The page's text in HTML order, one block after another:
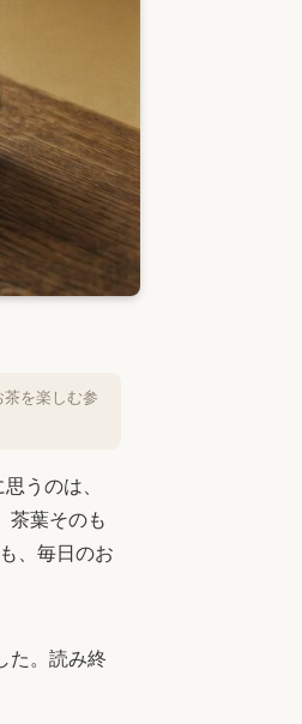
を楽しむ参
うのは、
茶葉そのも
、毎日のお
た。読み終